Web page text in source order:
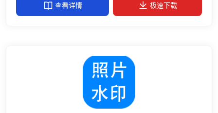
查看详情 极速下载